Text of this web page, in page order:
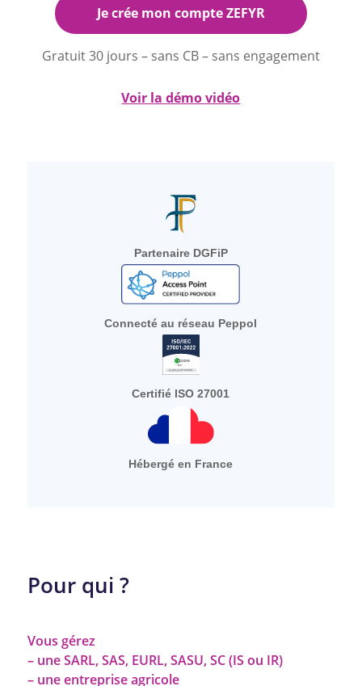
Je crée mon compte ZEFYR
Gratuit 30 jours – sans CB – sans engagement
Voir la démo vidéo
Partenaire DGFiP
Connecté au réseau Peppol
Certifié ISO 27001
Hébergé en France
Pour qui ?
Vous gérez
– une SARL, SAS, EURL, SASU, SC (IS ou IR)
– une entreprise agricole